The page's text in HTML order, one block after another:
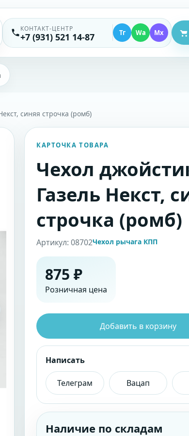
КОНТАКТ-ЦЕНТР
+7 (931) 521 14-87 Тг Wa Mx
синяя строчка (ромб)
КАРТОЧКА ТОВАРА
Чехол
Газель Некст,
строчка (ромб)
Артикул: 08702Чехол рычага КПП
875 ₽
Розничная цена
Добавить в корзину
Написать
Телеграм Вацап
Наличие по складам